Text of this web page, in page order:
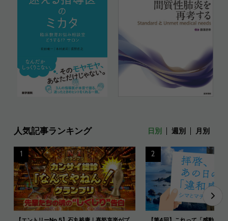
人気記事ランキング 日別 週別 月別
1 2